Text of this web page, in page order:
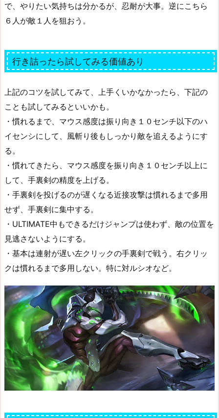
で、やりたい気持ちは分かるが、忍耐が大事。逆にこちら
６人が敵１人を狙おう。
行き詰ったら試してみる価値あり
上記のコツを試してみて、上手くいかなかったら、下記の
ことも試してみるといいかも。
・慣れるまで、マウス感度は振り向き１０センチ以下のハ
イセンシにして、風斬り後もしっかり敵を追えるようにす
る。
・慣れてきたら、マウス感度を振り向き１０センチ以上に
して、手裏剣の精度を上げる。
・手裏剣を投げるのが遅くなる近接攻撃は慣れるまで多用
せず、手裏剣に集中する。
・ULTIMATE中もできるだけジャンプは使わず、敵の位置を
見逃さないようにする。
・基本は連射が遅い左クリックの手裏剣で戦う。右クリッ
クは慣れるまで多用しない。特に対ルシオなど。